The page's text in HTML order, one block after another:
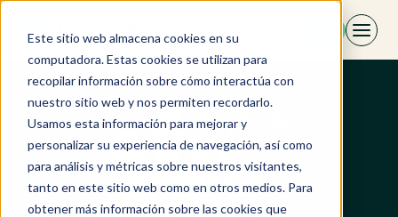
Este sitio web almacena cookies en su
computadora. Estas cookies se utilizan para
recopilar información sobre cómo interactúa con
nuestro sitio web y nos permiten recordarlo.
Usamos esta información para mejorar y
personalizar su experiencia de navegación, así como
para análisis y métricas sobre nuestros visitantes,
tanto en este sitio web como en otros medios. Para
obtener más información sobre las cookies que
Saltar